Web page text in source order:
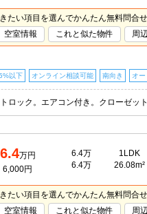
たい項目を選んでかんたん無料問合せ
空室情報 これと似た物件 周
以下 オンライン相談可能 南向き オー
6.4万円
6,000円
6.4万
6.4万
1LDK
26.08m²
たい項目を選んでかんたん無料問合せ
空室情報 これと似た物件 周